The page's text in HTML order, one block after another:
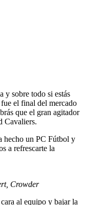
y sobre todo si estás
el final del mercado
que el gran agitador
Cavaliers.
hecho un PC Fútbol y
a refrescarte la
Crowder
al equipo y bajar la